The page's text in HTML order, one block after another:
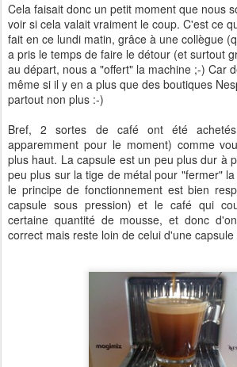
Cela faisait donc un petit moment que nous
voir si cela valait vraiment le coup. C'est ce
fait en ce lundi matin, grâce à une collègue
a pris le temps de faire le détour (et surtout
au départ, nous a "offert" la machine ;-) Car
même si il y en a plus que des boutiques
partout non plus :-)
Bref, 2 sortes de café ont été
apparemment pour le moment) comme
plus haut. La capsule est un peu plus dur à
peu plus sur la tige de métal pour "fermer"
le principe de fonctionnement est bien
capsule sous pression) et le café qui
certaine quantité de mousse, et donc
correct mais reste loin de celui d'une capsule